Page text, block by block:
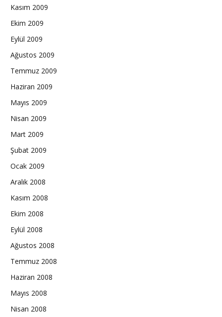
Kasım 2009
Ekim 2009
Eylül 2009
Ağustos 2009
Temmuz 2009
Haziran 2009
Mayıs 2009
Nisan 2009
Mart 2009
Şubat 2009
Ocak 2009
Aralık 2008
Kasım 2008
Ekim 2008
Eylül 2008
Ağustos 2008
Temmuz 2008
Haziran 2008
Mayıs 2008
Nisan 2008